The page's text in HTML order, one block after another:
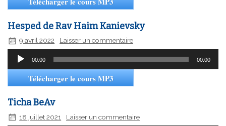
Hesped de Rav Haim Kanievsky
9 avril 2022 Laisser un commentaire
Lecteur
00:00 00:00
Télécharger le cours MP3
Ticha BeAv
18 juillet 2021 Laisser un commentaire